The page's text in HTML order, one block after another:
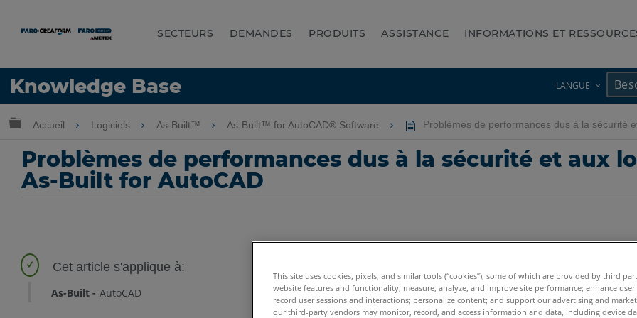
SECTEURS DEMANDES PRODUITS ASSISTANCE INFORMATIONS ET
Knowledge Base LANGUE
LANGUE
Développer/réduire la hiérarchie globale
Accueil Logiciels As-Built™ As-Built™ for AutoCAD® Software Problèmes de performances dus à la sécurité
Problèmes de performances dus à la sécurité et aux
As-Built for AutoCAD
As-Built AutoCAD
This site uses cookies, pixels, and similar tools (“cookies”), some of which are provided by third
website features and functionality; measure, analyze, and improve site performance; enhance user
record user sessions and interactions; personalize content; and support our advertising and
our third-party vendors may monitor, record, and access information and data, including device